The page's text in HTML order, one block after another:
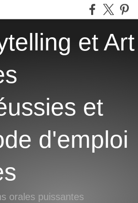
et
d'emploi
orales puissantes